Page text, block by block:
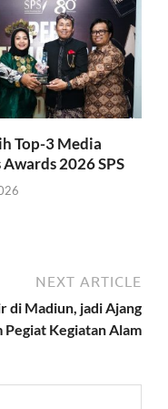
Top-3 Media
2026 SPS
NEXT ARTICLE
di Madiun, jadi Ajang
Pegiat Kegiatan Alam